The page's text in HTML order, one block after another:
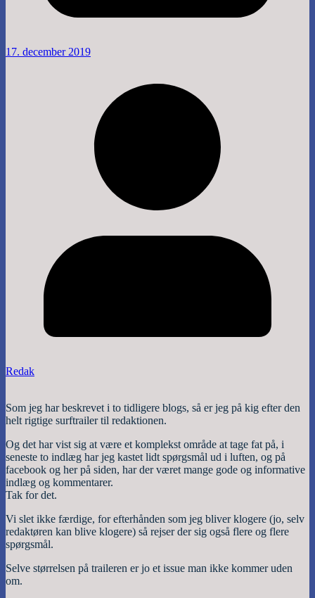
17. december 2019
Redak
Som jeg har beskrevet i to tidligere blogs, så er jeg på kig efter den
helt rigtige surftrailer til redaktionen.
Og det har vist sig at være et komplekst område at tage fat på, i
seneste to indlæg har jeg kastet lidt spørgsmål ud i luften, og på
facebook og her på siden, har der været mange gode og informative
indlæg og kommentarer.
Tak for det.
Vi slet ikke færdige, for efterhånden som jeg bliver klogere (jo, selv
redaktøren kan blive klogere) så rejser der sig også flere og flere
spørgsmål.
Selve størrelsen på traileren er jo et issue man ikke kommer uden
om.